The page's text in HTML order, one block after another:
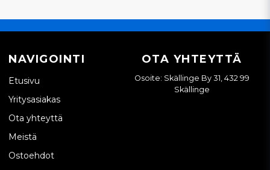
NAVIGOINTI
Etusivu
Yritysasiakas
Ota yhteyttä
Meistä
Ostoehdot
OTA YHTEYTTÄ
Osoite: Skällinge By 31, 432 99
Skällinge